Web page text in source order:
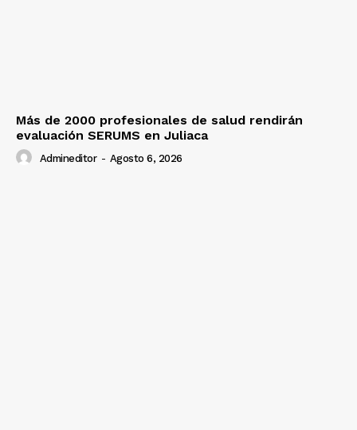
Más de 2000 profesionales de salud rendirán
evaluación SERUMS en Juliaca
Admineditor - Agosto 6, 2026